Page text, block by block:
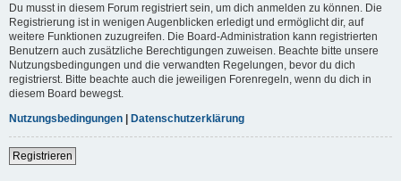
Du musst in diesem Forum registriert sein, um dich anmelden zu können. Die
Registrierung ist in wenigen Augenblicken erledigt und ermöglicht dir, auf
weitere Funktionen zuzugreifen. Die Board-Administration kann registrierten
Benutzern auch zusätzliche Berechtigungen zuweisen. Beachte bitte unsere
Nutzungsbedingungen und die verwandten Regelungen, bevor du dich
registrierst. Bitte beachte auch die jeweiligen Forenregeln, wenn du dich in
diesem Board bewegst.
Nutzungsbedingungen | Datenschutzerklärung
Registrieren